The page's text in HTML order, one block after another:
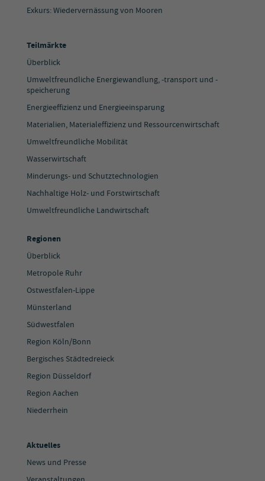
Exkurs: Wiedervernässung von Mooren
Teilmärkte
Überblick
Umweltfreundliche Energiewandlung, -transport und -
speicherung
Energieeffizienz und Energieeinsparung
Materialien, Materialeffizienz und Ressourcenwirtschaft
Umweltfreundliche Mobilität
Wasserwirtschaft
Minderungs- und Schutztechnologien
Nachhaltige Holz- und Forstwirtschaft
Umweltfreundliche Landwirtschaft
Regionen
Überblick
Metropole Ruhr
Ostwestfalen-Lippe
Münsterland
Südwestfalen
Region Köln/Bonn
Bergisches Städtedreieck
Region Düsseldorf
Region Aachen
Niederrhein
Aktuelles
News und Presse